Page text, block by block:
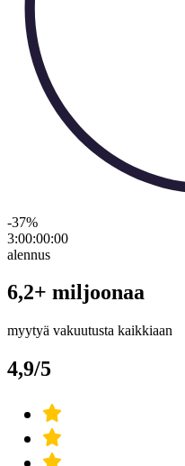
-37%
3:00:00:00
alennus
6,2+ miljoonaa
myytyä vakuutusta kaikkiaan
4,9/5